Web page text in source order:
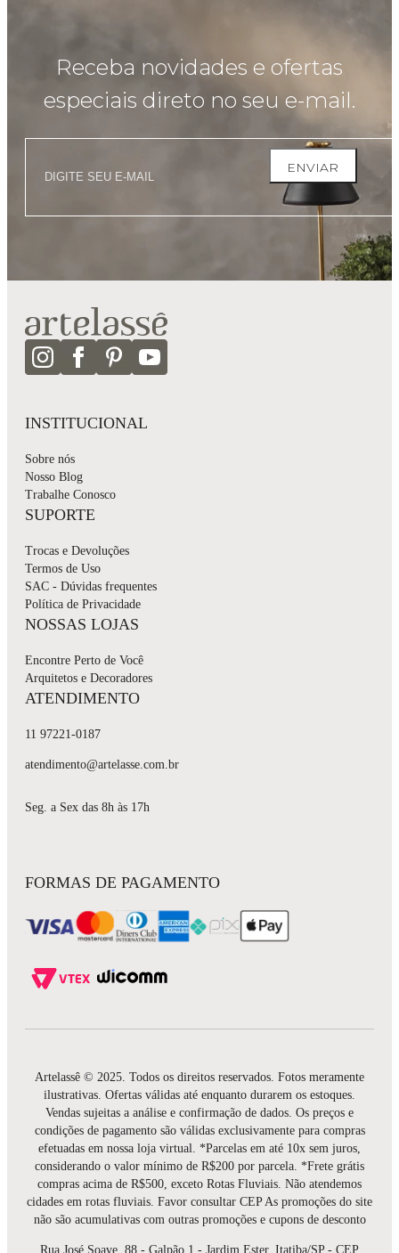
Receba novidades e ofertas
especiais direto no seu e-mail.
ENVIAR
INSTITUCIONAL
Sobre nós
Nosso Blog
Trabalhe Conosco
SUPORTE
Trocas e Devoluções
Termos de Uso
SAC - Dúvidas frequentes
Política de Privacidade
NOSSAS LOJAS
Encontre Perto de Você
Arquitetos e Decoradores
ATENDIMENTO
11 97221-0187
atendimento@artelasse.com.br
Seg. a Sex das 8h às 17h
FORMAS DE PAGAMENTO
Artelassê © 2025. Todos os direitos reservados. Fotos meramente
ilustrativas. Ofertas válidas até enquanto durarem os estoques.
Vendas sujeitas a análise e confirmação de dados. Os preços e
condições de pagamento são válidas exclusivamente para compras
efetuadas em nossa loja virtual. *Parcelas em até 10x sem juros,
considerando o valor mínimo de R$200 por parcela. *Frete grátis
compras acima de R$500, exceto Rotas Fluviais. Não atendemos
cidades em rotas fluviais. Favor consultar CEP As promoções do site
não são acumulativas com outras promoções e cupons de desconto
Rua José Soave, 88 - Galpão 1 - Jardim Ester, Itatiba/SP - CEP